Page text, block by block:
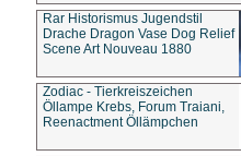
Rar Historismus Jugendstil
Drache Dragon Vase Dog Relief
Scene Art Nouveau 1880
Zodiac - Tierkreiszeichen
Öllampe Krebs, Forum Traiani,
Reenactment Öllämpchen